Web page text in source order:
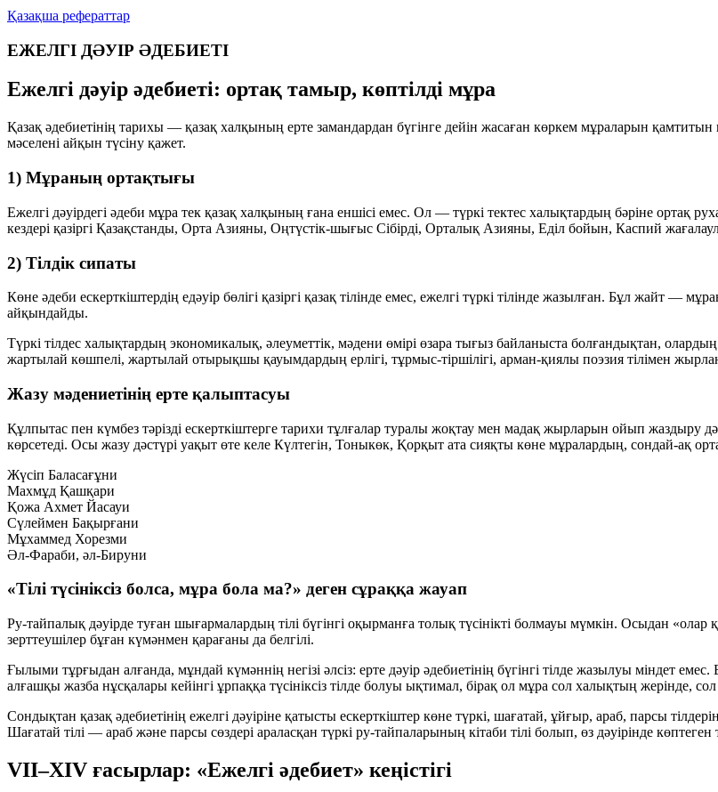
Қазақша рефераттар
ЕЖЕЛГІ ДӘУІР ӘДЕБИЕТІ
Ежелгі дәуір әдебиеті: ортақ тамыр, көптілді мұра
Қазақ әдебиетінің тарихы — қазақ халқының ерте замандардан бүгінге дейін жасаған көркем мұраларын қамтитын
мәселені айқын түсіну қажет.
1) Мұраның ортақтығы
Ежелгі дәуірдегі әдеби мұра тек қазақ халқының ғана еншісі емес. Ол — түркі тектес халықтардың бәріне ортақ
кездері қазіргі Қазақстанды, Орта Азияны, Оңтүстік-шығыс Сібірді, Орталық Азияны, Еділ бойын, Каспий
2) Тілдік сипаты
Көне әдеби ескерткіштердің едәуір бөлігі қазіргі қазақ тілінде емес, ежелгі түркі тілінде жазылған. Бұл жайт —
айқындайды.
Түркі тілдес халықтардың экономикалық, әлеуметтік, мәдени өмірі өзара тығыз байланыста болғандықтан,
жартылай көшпелі, жартылай отырықшы қауымдардың ерлігі, тұрмыс-тіршілігі, арман-қиялы поэзия тілімен
Жазу мәдениетінің ерте қалыптасуы
Құлпытас пен күмбез тәрізді ескерткіштерге тарихи тұлғалар туралы жоқтау мен мадақ жырларын ойып жаздыру
көрсетеді. Осы жазу дәстүрі уақыт өте келе Күлтегін, Тоныкөк, Қорқыт ата сияқты көне мұралардың, сондай-ақ
Жүсіп Баласағұни
Махмұд Қашқари
Қожа Ахмет Йасауи
Сүлеймен Бақырғани
Мұхаммед Хорезми
Әл-Фараби, әл-Бируни
«Тілі түсініксіз болса, мұра бола ма?» деген сұраққа жауап
Ру-тайпалық дәуірде туған шығармалардың тілі бүгінгі оқырманға толық түсінікті болмауы мүмкін. Осыдан «олар
зерттеушілер бұған күмәнмен қарағаны да белгілі.
Ғылыми тұрғыдан алғанда, мұндай күмәннің негізі әлсіз: ерте дәуір әдебиетінің бүгінгі тілде жазылуы міндет
алғашқы жазба нұсқалары кейінгі ұрпаққа түсініксіз тілде болуы ықтимал, бірақ ол мұра сол халықтың жерінде,
Сондықтан қазақ әдебиетінің ежелгі дәуіріне қатысты ескерткіштер көне түркі, шағатай, ұйғыр, араб, парсы
Шағатай тілі — араб және парсы сөздері араласқан түркі ру-тайпаларының кітаби тілі болып, өз дәуірінде көптеген
VII–XIV ғасырлар: «Ежелгі әдебиет» кеңістігі